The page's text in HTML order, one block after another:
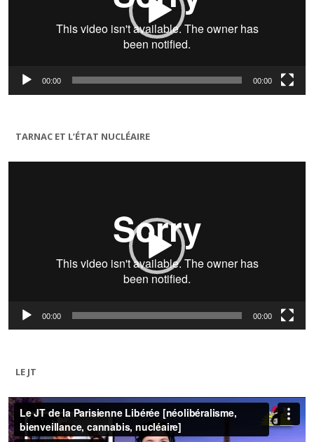
00:00 00:00
TARNAC ET L’ÉTAT NUCLÉAIRE
Lecteur
00:00 00:00
LE JT
Lecteur
vidéo